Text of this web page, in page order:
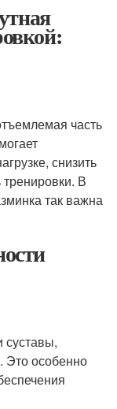
часть
снизить
В
так важна
суставы,
Это особенно